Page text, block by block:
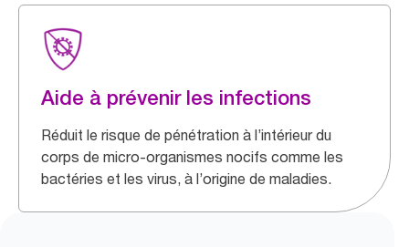
Aide à prévenir les infections
Réduit le risque de pénétration à l’intérieur du
corps de micro-organismes nocifs comme les
bactéries et les virus, à l’origine de maladies.